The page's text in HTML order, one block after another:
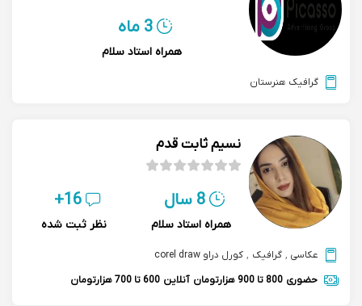
3 ماه
همراه استاد سلام
گرافیک هنرستان
نسیم ثابت قدم
8 سال
همراه استاد سلام
16+
نظر ثبت شده
عکاسی , گرافیک , کورل دراو corel draw
حضوری 800 تا 900 هزارتومان آنلاین 600 تا 700 هزارتومان